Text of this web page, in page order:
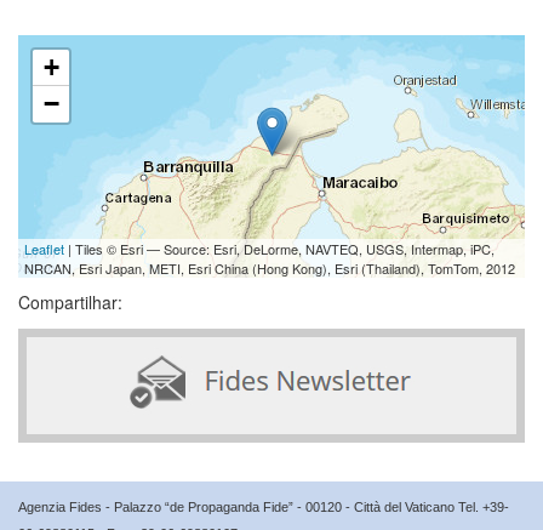
+
−
Leaflet | Tiles © Esri — Source: Esri, DeLorme, NAVTEQ, USGS, Intermap, iPC,
NRCAN, Esri Japan, METI, Esri China (Hong Kong), Esri (Thailand), TomTom, 2012
Compartilhar:
Agenzia Fides - Palazzo “de Propaganda Fide” - 00120 - Città del Vaticano Tel. +39-